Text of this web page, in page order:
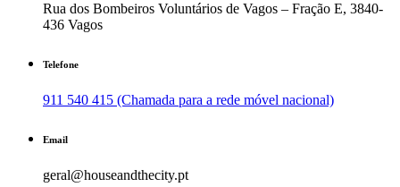
Rua dos Bombeiros Voluntários de Vagos – Fração E, 3840-
436 Vagos
Telefone
911 540 415 (Chamada para a rede móvel nacional)
Email
geral@houseandthecity.pt